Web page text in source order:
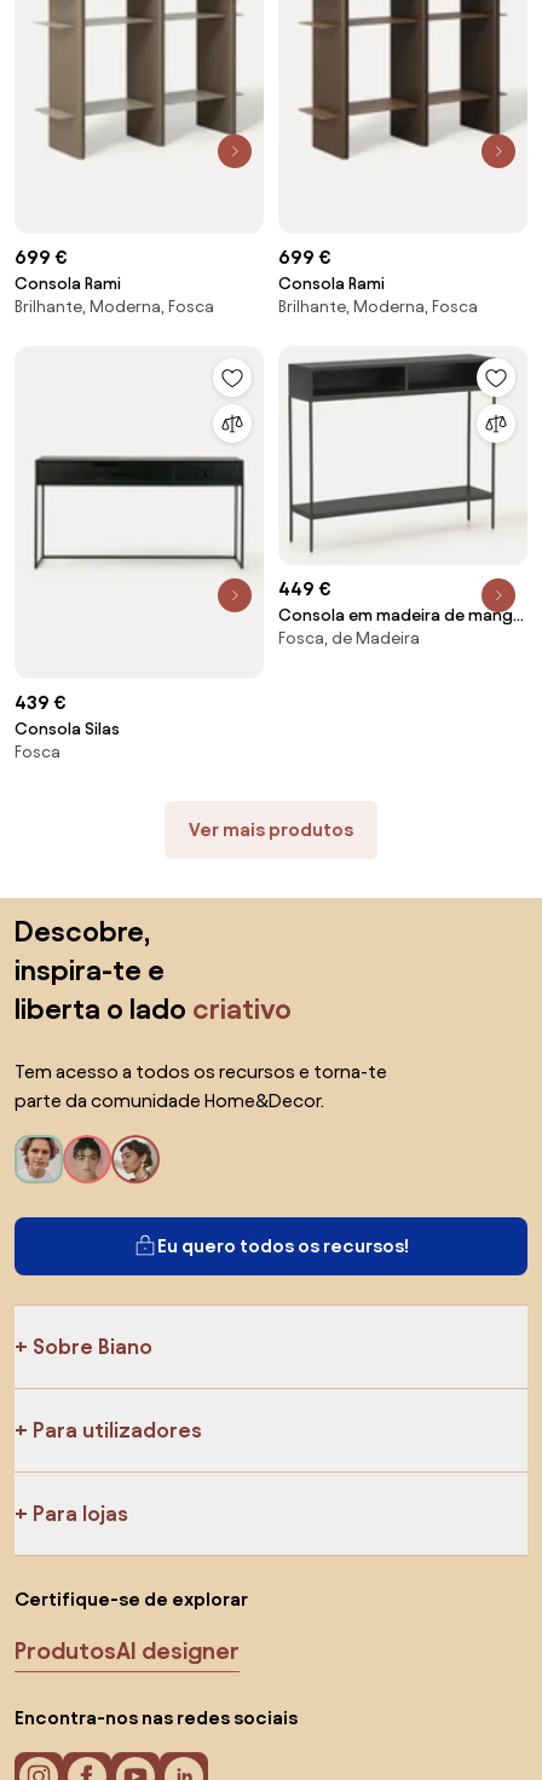
699 €
Consola Rami
Brilhante, Moderna, Fosca
699 €
Consola Rami
Brilhante, Moderna, Fosca
439 €
Consola Silas
Fosca
449 €
Consola em madeira de manga
Lyle
Fosca, de Madeira
Ver mais produtos
Descobre,
inspira-te e
liberta o lado criativo
Tem acesso a todos os recursos e torna-te
parte da comunidade Home&Decor.
Eu quero todos os recursos!
Sobre Biano
Para utilizadores
Para lojas
Certifique-se de explorar
ProdutosAI designer
Encontra-nos nas redes sociais